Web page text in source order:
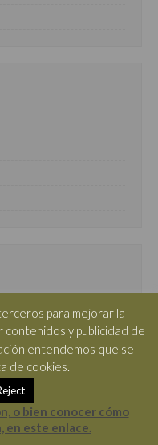
con truco para
para mejorar la
contenidos y publicidad de
entendemos que se
de cookies.
o bien conocer cómo
en este enlace.